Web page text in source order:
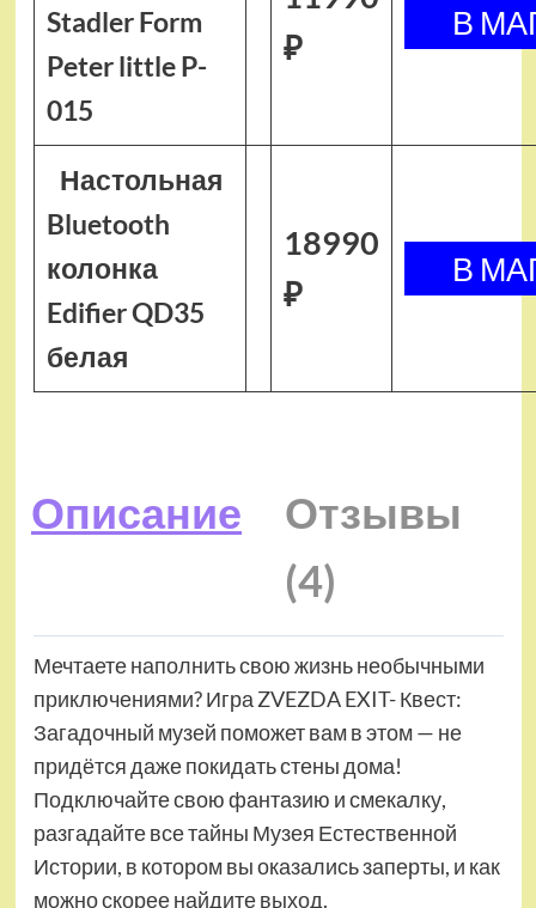
Stadler Form
Peter little P-
015
₽
Настольная
Bluetooth
колонка
Edifier QD35
белая
18990
₽
Описание
Отзывы
(4)
Мечтаете наполнить свою жизнь необычными
приключениями? Игра ZVEZDA EXIT- Квест:
Загадочный музей поможет вам в этом — не
придётся даже покидать стены дома!
Подключайте свою фантазию и смекалку,
разгадайте все тайны Музея Естественной
Истории, в котором вы оказались заперты, и как
можно скорее найдите выход.